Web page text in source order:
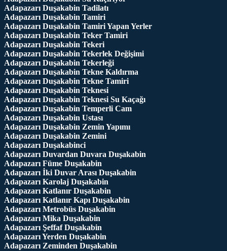
Adapazarı Duşakabin Tadilatı
Adapazarı Duşakabin Tamiri
Adapazarı Duşakabin Tamiri Yapan Yerler
Adapazarı Duşakabin Teker Tamiri
Adapazarı Duşakabin Tekeri
Adapazarı Duşakabin Tekerlek Değişimi
Adapazarı Duşakabin Tekerleği
Adapazarı Duşakabin Tekne Kaldırma
Adapazarı Duşakabin Tekne Tamiri
Adapazarı Duşakabin Teknesi
Adapazarı Duşakabin Teknesi Su Kaçağı
Adapazarı Duşakabin Temperli Cam
Adapazarı Duşakabin Ustası
Adapazarı Duşakabin Zemin Yapımı
Adapazarı Duşakabin Zemini
Adapazarı Duşakabinci
Adapazarı Duvardan Duvara Duşakabin
Adapazarı Füme Duşakabin
Adapazarı İki Duvar Arası Duşakabin
Adapazarı Karolaj Duşakabin
Adapazarı Katlanır Duşakabin
Adapazarı Katlanır Kapı Duşakabin
Adapazarı Metrobüs Duşakabin
Adapazarı Mika Duşakabin
Adapazarı Şeffaf Duşakabin
Adapazarı Yerden Duşakabin
Adapazarı Zeminden Duşakabin